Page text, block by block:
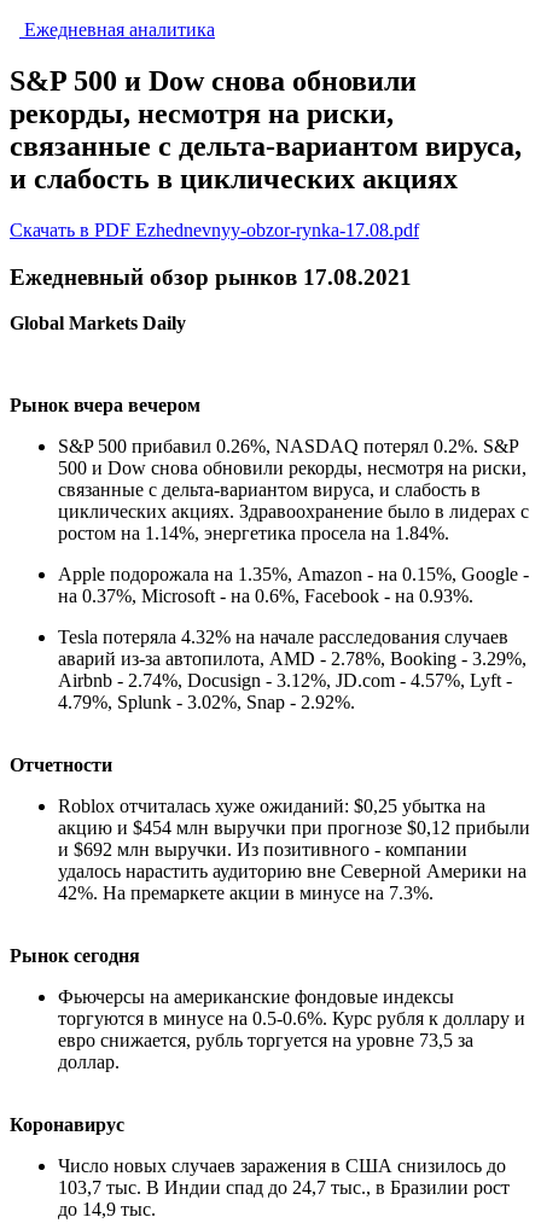
Ежедневная аналитика
S&P 500 и Dow снова обновили
рекорды, несмотря на риски,
связанные с дельта-вариантом вируса,
и слабость в циклических акциях
Скачать в PDF Ezhednevnyy-obzor-rynka-17.08.pdf
Ежедневный обзор рынков 17.08.2021
Global Markets Daily
Рынок вчера вечером
S&P 500 прибавил 0.26%, NASDAQ потерял 0.2%. S&P
500 и Dow снова обновили рекорды, несмотря на риски,
связанные с дельта-вариантом вируса, и слабость в
циклических акциях. Здравоохранение было в лидерах с
ростом на 1.14%, энергетика просела на 1.84%.
Apple подорожала на 1.35%, Amazon - на 0.15%, Google -
на 0.37%, Microsoft - на 0.6%, Facebook - на 0.93%.
Tesla потеряла 4.32% на начале расследования случаев
аварий из-за автопилота, AMD - 2.78%, Booking - 3.29%,
Airbnb - 2.74%, Docusign - 3.12%, JD.com - 4.57%, Lyft -
4.79%, Splunk - 3.02%, Snap - 2.92%.
Отчетности
Roblox отчиталась хуже ожиданий: $0,25 убытка на
акцию и $454 млн выручки при прогнозе $0,12 прибыли
и $692 млн выручки. Из позитивного - компании
удалось нарастить аудиторию вне Северной Америки на
42%. На премаркете акции в минусе на 7.3%.
Рынок сегодня
Фьючерсы на американские фондовые индексы
торгуются в минусе на 0.5-0.6%. Курс рубля к доллару и
евро снижается, рубль торгуется на уровне 73,5 за
доллар.
Коронавирус
Число новых случаев заражения в США снизилось до
103,7 тыс. В Индии спад до 24,7 тыс., в Бразилии рост
до 14,9 тыс.